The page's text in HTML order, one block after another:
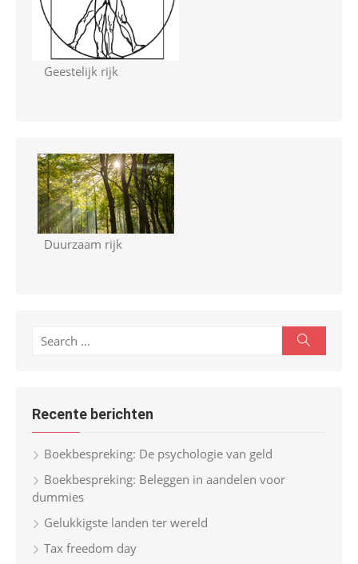
Geestelijk rijk
Duurzaam rijk
c
f
o
r
:
e
Recente berichten
Boekbespreking: De psychologie van geld
Boekbespreking: Beleggen in aandelen voor
dummies
Gelukkigste landen ter wereld
Tax freedom day